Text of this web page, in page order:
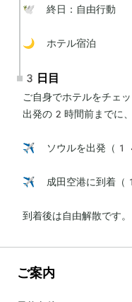
🕊 終日：自由行動
🌙 ホテル宿泊
3日目
ご自身でホテルをチェ
出発の2時間前までに、
✈️ ソウルを出発
✈️ 成田空港に到
到着後は自由解散です。
ご案内